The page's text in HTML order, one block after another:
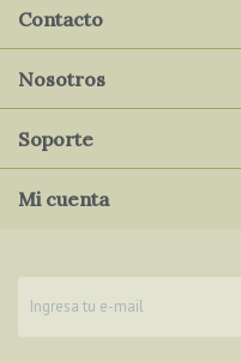
Contacto
Nosotros
Soporte
Mi cuenta